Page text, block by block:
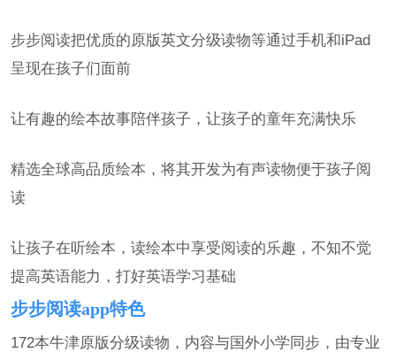
步步阅读把优质的原版英文分级读物等通过手机和iPad
呈现在孩子们面前
让有趣的绘本故事陪伴孩子，让孩子的童年充满快乐
精选全球高品质绘本，将其开发为有声读物便于孩子阅
读
让孩子在听绘本，读绘本中享受阅读的乐趣，不知不觉
提高英语能力，打好英语学习基础
步步阅读app特色
172本牛津原版分级读物，内容与国外小学同步，由专业